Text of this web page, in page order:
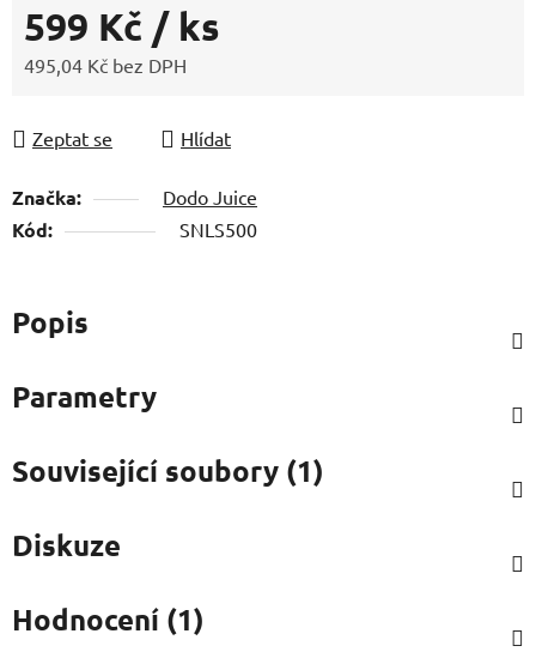
599 Kč / ks
495,04 Kč bez DPH
Zeptat se
Hlídat
Značka: Dodo Juice
Kód: SNLS500
Popis
Parametry
Související soubory (1)
Diskuze
Hodnocení (1)